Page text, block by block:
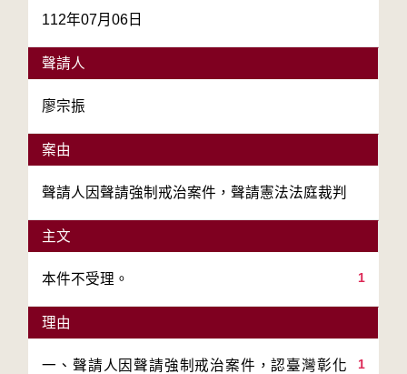
112年07月06日
聲請人
廖宗振
案由
聲請人因聲請強制戒治案件，聲請憲法法庭裁判
主文
1
本件不受理。
理由
1
一、聲請人因聲請強制戒治案件，認臺灣彰化